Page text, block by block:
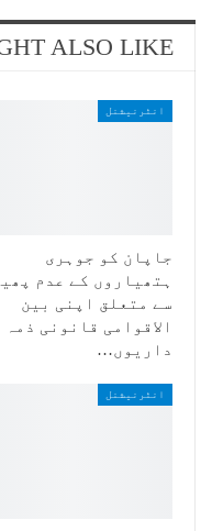
ALSO LIKE
انٹرنیشنل
جاپان کو جوہری
ہتھیاروں کے عدم
سے متعلق اپنی بین
الاقوامی قانونی ذمہ
داریوں…
انٹرنیشنل